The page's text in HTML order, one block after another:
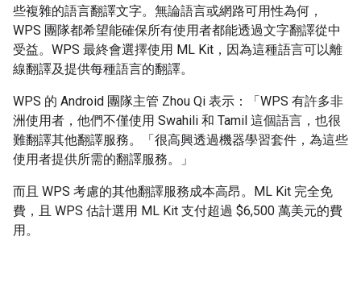
些複雜的語言翻譯文字。無論語言或網路可用性為何，
WPS 團隊都希望能確保所有使用者都能透過文字翻譯從中
受益。WPS 最終會選擇使用 ML Kit，因為這種語言可以離
線翻譯及提供每種語言的翻譯。
WPS 的 Android 團隊主管 Zhou Qi 表示：「WPS 有許多非
洲使用者，他們不僅使用 Swahili 和 Tamil 這個語言，也很
難翻譯其他翻譯服務。「很高興透過機器學習套件，為這些
使用者提供所需的翻譯服務。」
而且 WPS 考慮的其他翻譯服務成本高昂。ML Kit 完全免
費，且 WPS 估計選用 ML Kit 支付超過 $6,500 萬美元的費
用。